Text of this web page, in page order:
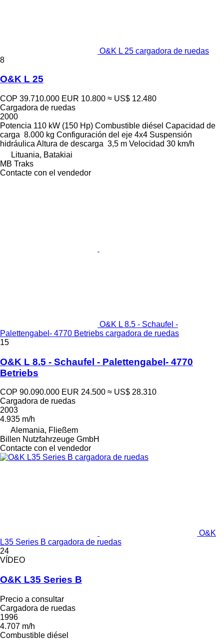
O&K L 25 cargadora de ruedas
8
O&K L 25
COP 39.710.000 EUR 10.800 ≈ US$ 12.480
Cargadora de ruedas
2000
Potencia 110 kW (150 Hp) Combustible diésel Capacidad de
carga 8.000 kg Configuración del eje 4x4 Suspensión
hidráulica Altura de descarga 3,5 m Velocidad 30 km/h
Lituania, Batakiai
MB Traks
Contacte con el vendedor
O&K L 8.5 - Schaufel -
Palettengabel- 4770 Betriebs cargadora de ruedas
15
O&K L 8.5 - Schaufel - Palettengabel- 4770
Betriebs
COP 90.090.000 EUR 24.500 ≈ US$ 28.310
Cargadora de ruedas
2003
4.935 m/h
Alemania, Fließem
Billen Nutzfahrzeuge GmbH
Contacte con el vendedor
O&K
L35 Series B cargadora de ruedas
24
VÍDEO
O&K L35 Series B
Precio a consultar
Cargadora de ruedas
1996
4.707 m/h
Combustible diésel